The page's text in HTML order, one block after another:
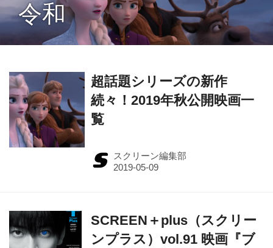
令和
超話題シリーズの新作
続々！2019年秋公開映画一
覧
スクリーン編集部
SCREEN＋plus（スクリー
ンプラス）vol.91 映画『ブ